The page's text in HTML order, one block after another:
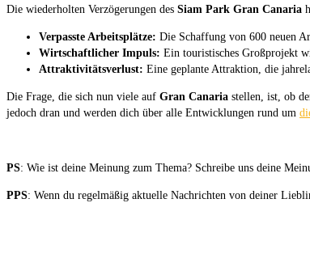
Die wiederholten Verzögerungen des Siam Park Gran Canaria
Verpasste Arbeitsplätze: Die Schaffung von 600 neuen
Wirtschaftlicher Impuls: Ein touristisches Großprojekt
Attraktivitätsverlust: Eine geplante Attraktion, die
Die Frage, die sich nun viele auf Gran Canaria stellen, ist, ob
jedoch dran und werden dich über alle Entwicklungen rund um
PS: Wie ist deine Meinung zum Thema? Schreibe uns deine
PPS: Wenn du regelmäßig aktuelle Nachrichten von deiner